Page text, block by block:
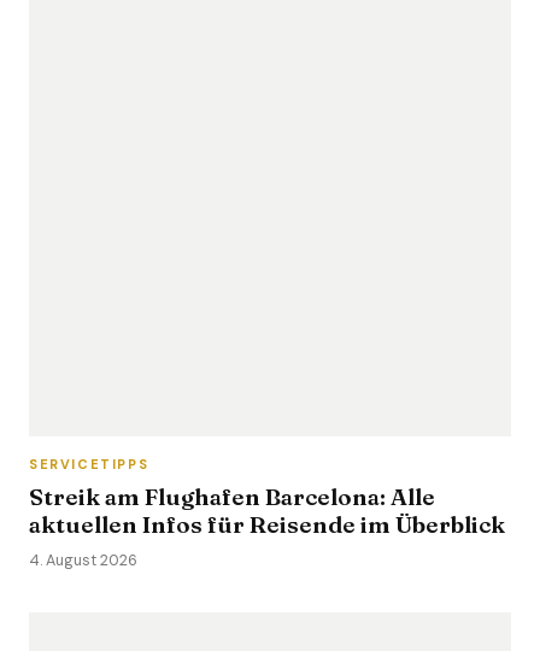
SERVICETIPPS
Streik am Flughafen Barcelona: Alle
aktuellen Infos für Reisende im Überblick
4. August 2026